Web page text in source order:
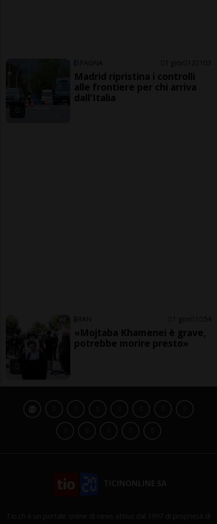
SPAGNA 1 gior 12 103
Madrid ripristina i controlli
alle frontiere per chi arriva
dall'Italia
IRAN 1 gior 1 54
«Mojtaba Khamenei è grave,
potrebbe morire presto»